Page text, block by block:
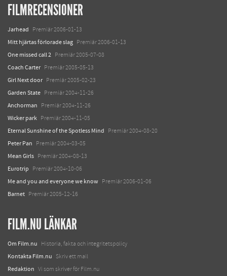
FILMRECENSIONER
Jarhead Premiär 2006-01-13
Mitt hjärtas förlorade slag Premiär 2006-01-13
One missed call 2 Premiär 2005-07-08
Coach Carter Premiär 2005-05-13
Girl Next door Premiär 2005-02-23
Garden State Premiär 2004-11-26
Anchorman Premiär 2004-11-26
Wicker park Premiär 2004-11-05
Eternal Sunshine of the Spotless Mind Premiär 2004-08-20
Peter Pan Premiär 2004-03-05
Mean Girls Premiär 2004-08-13
Eurotrip Premiär 2004-10-06
Me and you and everyone we know Premiär 2006-01-06
Barnet Premiär 2005-12-16
FILM.NU LÄNKAR
Om Film.nu Historia, fakta och integritetspolicy
Kontakta Film.nu Skriv ett mail
Redaktion Vi som skriver för Film.nu